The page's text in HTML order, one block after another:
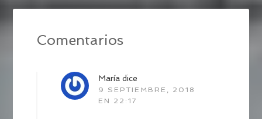
Comentarios
María dice
9 SEPTIEMBRE, 2018
EN 22:17